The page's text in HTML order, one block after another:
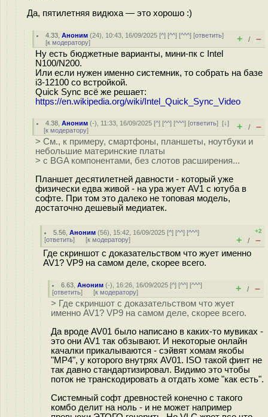
Да, пятилетняя видюха — это хорошо :)
4.33 ,Аноним (24), 10:43, 16/09/2025 [^] [^^] [^^^] [ответить]
[к модератору] + / –
Ну есть бюджетные варианты, мини-пк с Intel
N100/N200.
Или если нужен именно системник, то собрать на базе
i3-12100 со встройкой.
Quick Sync всё же решает:
https://en.wikipedia.org/wiki/Intel_Quick_Sync_Video
4.38 ,Аноним (-), 11:33, 16/09/2025 [^] [^^] [^^^] [ответить][↓]
[к модератору] + / –
> См., к примеру, смартфоны, планшеты, ноутбуки и
небольшие материнские платы
> с BGA компонентами, без слотов расширения...
Планшет десятилетней давности - который уже
физически едва живой - на ура жует AV1 с ютуба в
софте. При том это далеко не топовая модель,
достаточно дешевый медиатек.
5.56 ,Аноним (56), 15:42, 16/09/2025 [^] [^^] [^^^]
[ответить] [к модератору]
+2
+ / –
Где скриншот с доказательством что жует именно
AV1? VP9 на самом деле, скорее всего.
6.63 ,Аноним (-), 16:26, 16/09/2025 [^] [^^] [^^^]
[ответить] [к модератору] + / –
> Где скриншот с доказательством что жует
именно AV1? VP9 на самом деле, скорее всего.
Да вроде AV01 было написано в каких-то мувиках -
это они AV1 так обзывают. И некоторые онлайн
качалки прикалываются - сэйвят хомам якобы
"MP4", у которого внутрях AV01. ISO такой финт не
так давно стандартизировал. Видимо это чтобы
поток не транскодировать а отдать хоме "как есть".
Системный софт древностей конечно с такого
комбо делит на ноль - и не может например